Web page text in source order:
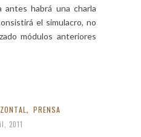
antes habrá una charla
el simulacro, no
módulos anteriores
, PRENSA
2011